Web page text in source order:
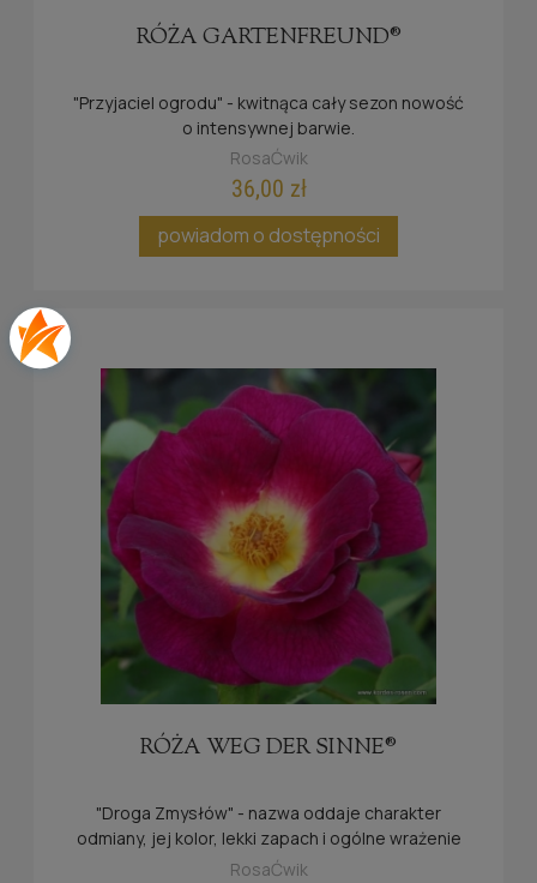
RÓŻA GARTENFREUND®
"Przyjaciel ogrodu" - kwitnąca cały sezon nowość
o intensywnej barwie.
RosaĆwik
36,00 zł
powiadom o dostępności
RÓŻA WEG DER SINNE®
"Droga Zmysłów" - nazwa oddaje charakter
odmiany, jej kolor, lekki zapach i ogólne wrażenie
pobudza wszystkie zmysły...
RosaĆwik